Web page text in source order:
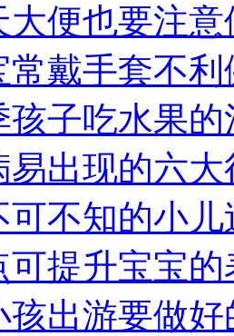
大便也要注
常戴手套不
孩子吃水果
易出现的六
可不知的小
可提升宝宝
孩出游要做